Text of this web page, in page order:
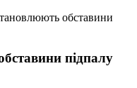
обставини
підпалу